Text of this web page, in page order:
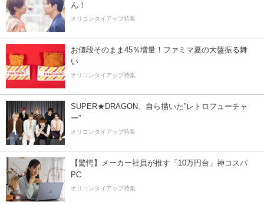
ん！
オリコンタイアップ特集
お値段そのまま45％増量！ファミマ夏の大盤振る舞
い
オリコンタイアップ特集
SUPER★DRAGON、自ら描いた”レトロフューチャ
ー”
オリコンタイアップ特集
【驚愕】メーカー社員が推す「10万円台」神コスパ
PC
オリコンタイアップ特集